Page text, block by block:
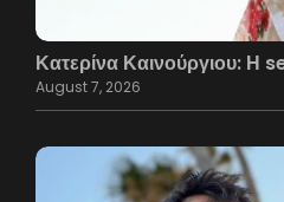
Κατερίνα Καινούργιου: Η
August 7, 2026